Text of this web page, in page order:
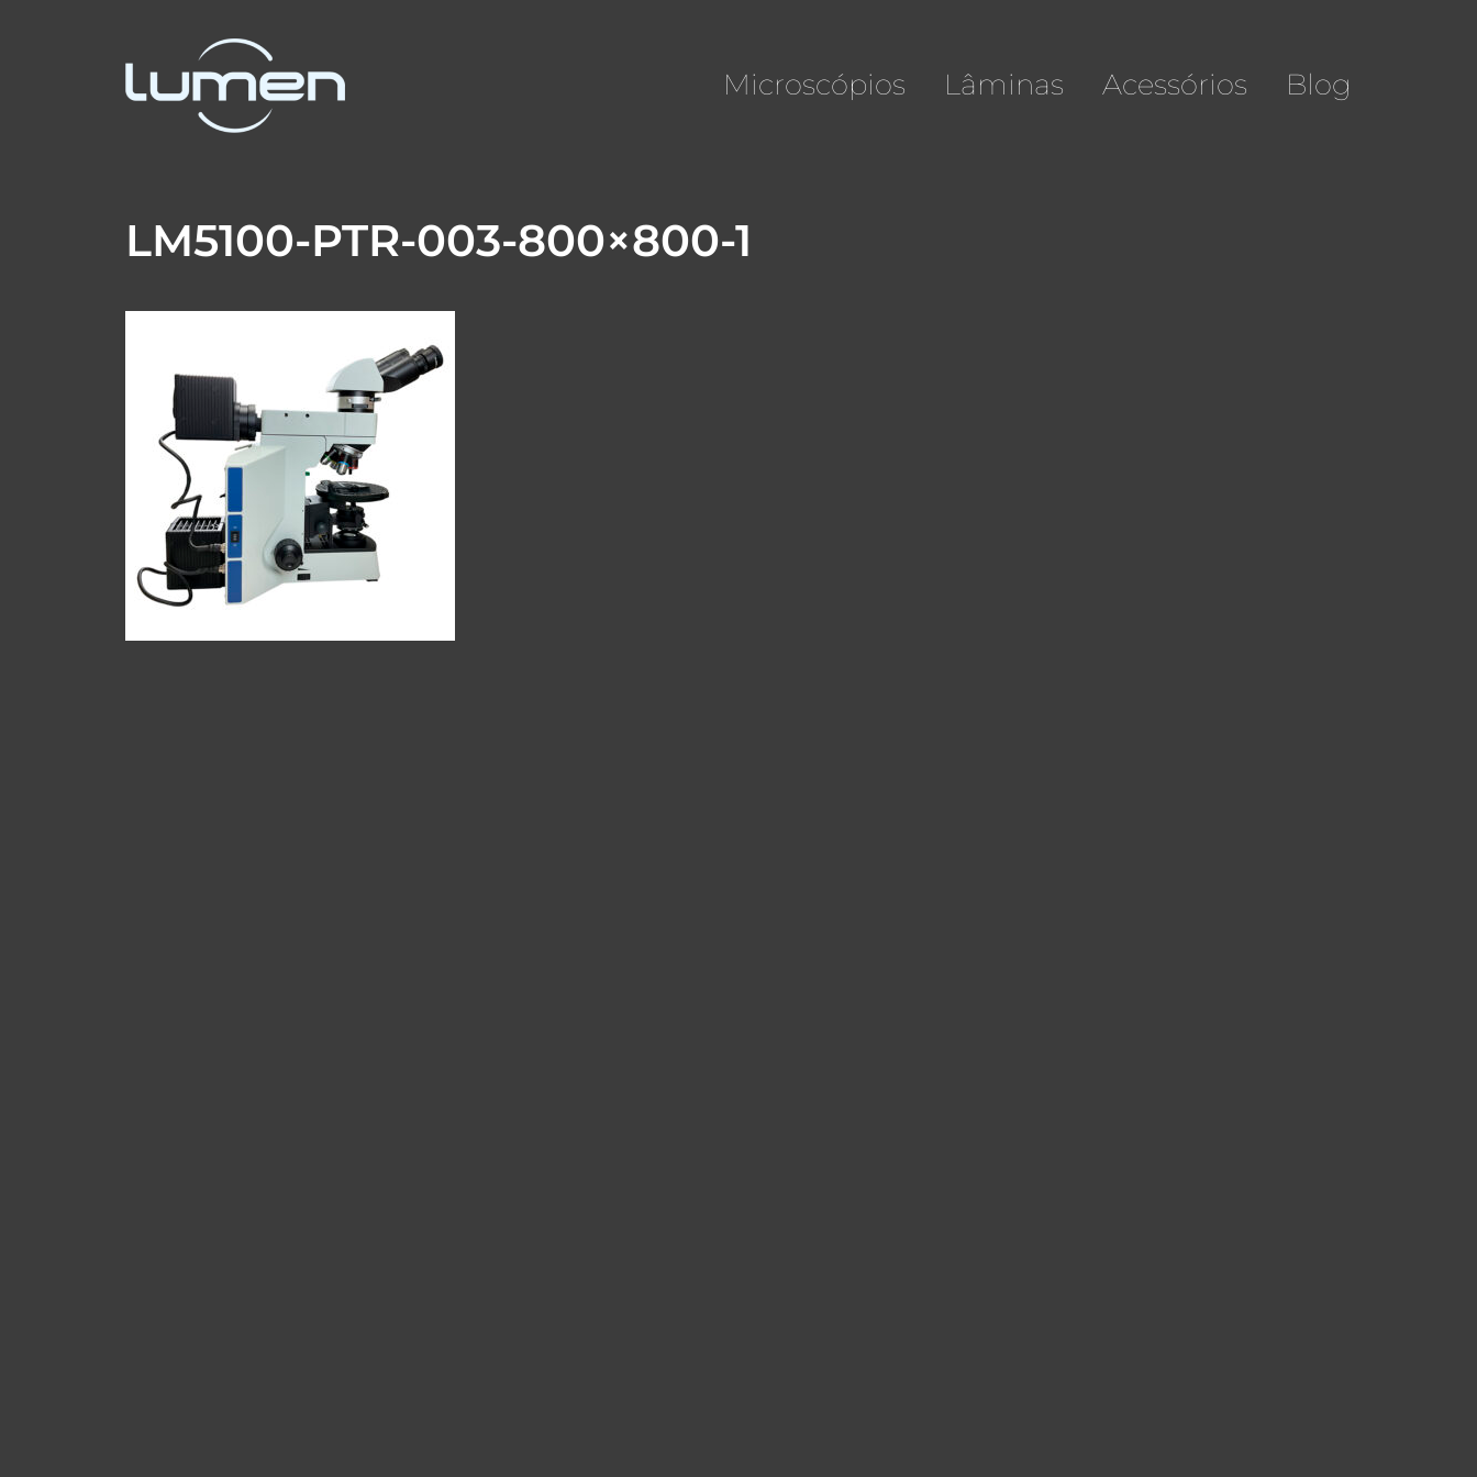
Microscópios Lâminas Acessórios Blog
LM5100-PTR-003-800×800-1